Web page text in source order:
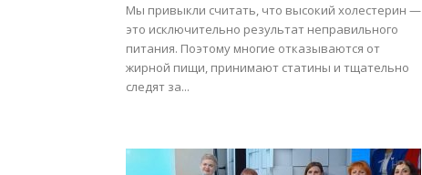
Мы привыкли считать, что высокий холестерин —
это исключительно результат неправильного
питания. Поэтому многие отказываются от
жирной пищи, принимают статины и тщательно
следят за...